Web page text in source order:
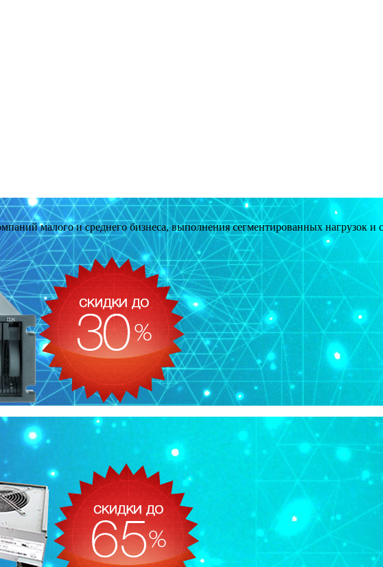
малого и среднего бизнеса, выполнения сегментированных нагрузок